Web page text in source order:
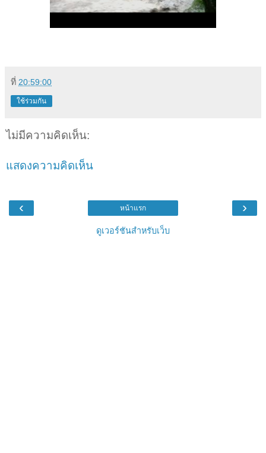
ที่ 20:59:00
ใช้ร่วมกัน
ไม่มีความคิดเห็น:
แสดงความคิดเห็น
‹ ›
หน้าแรก
ดูเวอร์ชันสำหรับเว็บ